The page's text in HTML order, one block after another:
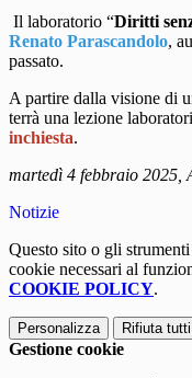
Il laboratorio “Diritti
Renato Parascandolo,
passato.
A partire dalla visione di
terrà una lezione
inchiesta.
martedì 4 febbraio 2025,
Notizie
Questo sito o gli
cookie necessari al
COOKIE POLICY.
Personalizza Rifiuta tutti
Gestione cookie